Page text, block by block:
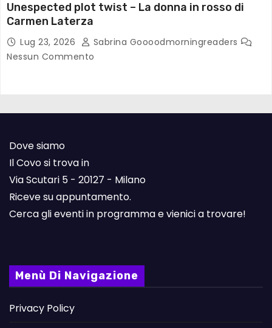
Unespected plot twist – La donna in rosso di
Carmen Laterza
Lug 23, 2026
Sabrina Goooodmorningreaders
Nessun Commento
Dove siamo
Il Covo si trova in
Via Scutari 5 - 20127 - Milano
Riceve su appuntamento.
Cerca gli eventi in programma e vienici a trovare!
Menù Di Navigazione
Privacy Policy